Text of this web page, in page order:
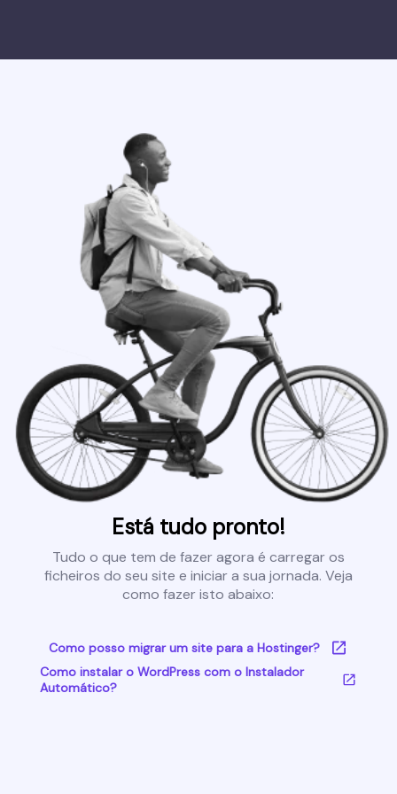
Está tudo pronto!
Tudo o que tem de fazer agora é carregar os
ficheiros do seu site e iniciar a sua jornada. Veja
como fazer isto abaixo:
Como posso migrar um site para a Hostinger?
Como instalar o WordPress com o Instalador
Automático?